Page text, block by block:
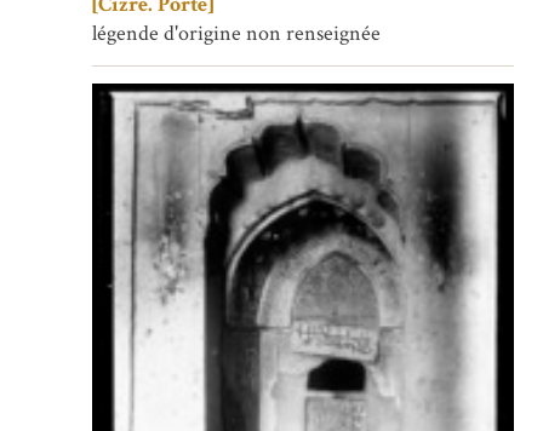
légende d'origine non renseignée